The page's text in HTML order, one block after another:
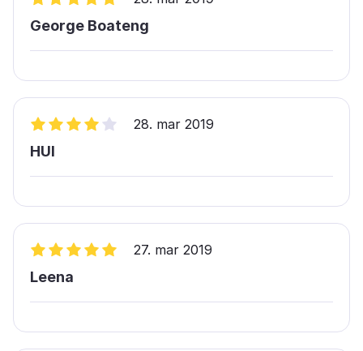
George Boateng
28. mar 2019
HUI
27. mar 2019
Leena